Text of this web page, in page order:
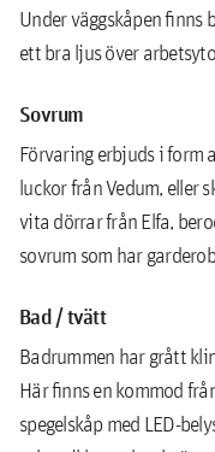
Under väggskåpen ﬁnns
ett bra ljus över
Sovrum
Förvaring erbjuds i form
luckor från Vedum, eller
vita dörrar från Elfa,
sovrum som har
Bad / tvätt
Badrummen har grått
Här ﬁnns en kommod
spegelskåp med LED-